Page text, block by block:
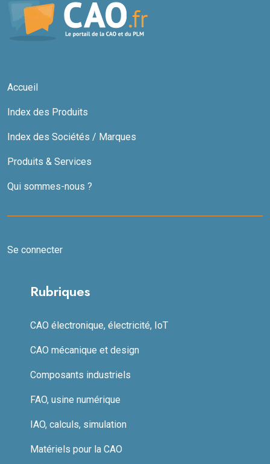
Accueil
Index des Produits
Index des Sociétés / Marques
Produits & Services
Qui sommes-nous ?
Se connecter
Rubriques
CAO électronique, électricité, IoT
CAO mécanique et design
Composants industriels
FAO, usine numérique
IAO, calculs, simulation
Matériels pour la CAO